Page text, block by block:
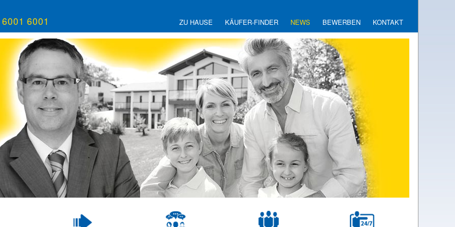
6001 ZU HAUSE KÄUFER-FINDER NEWS BEWERBEN KONTAKT